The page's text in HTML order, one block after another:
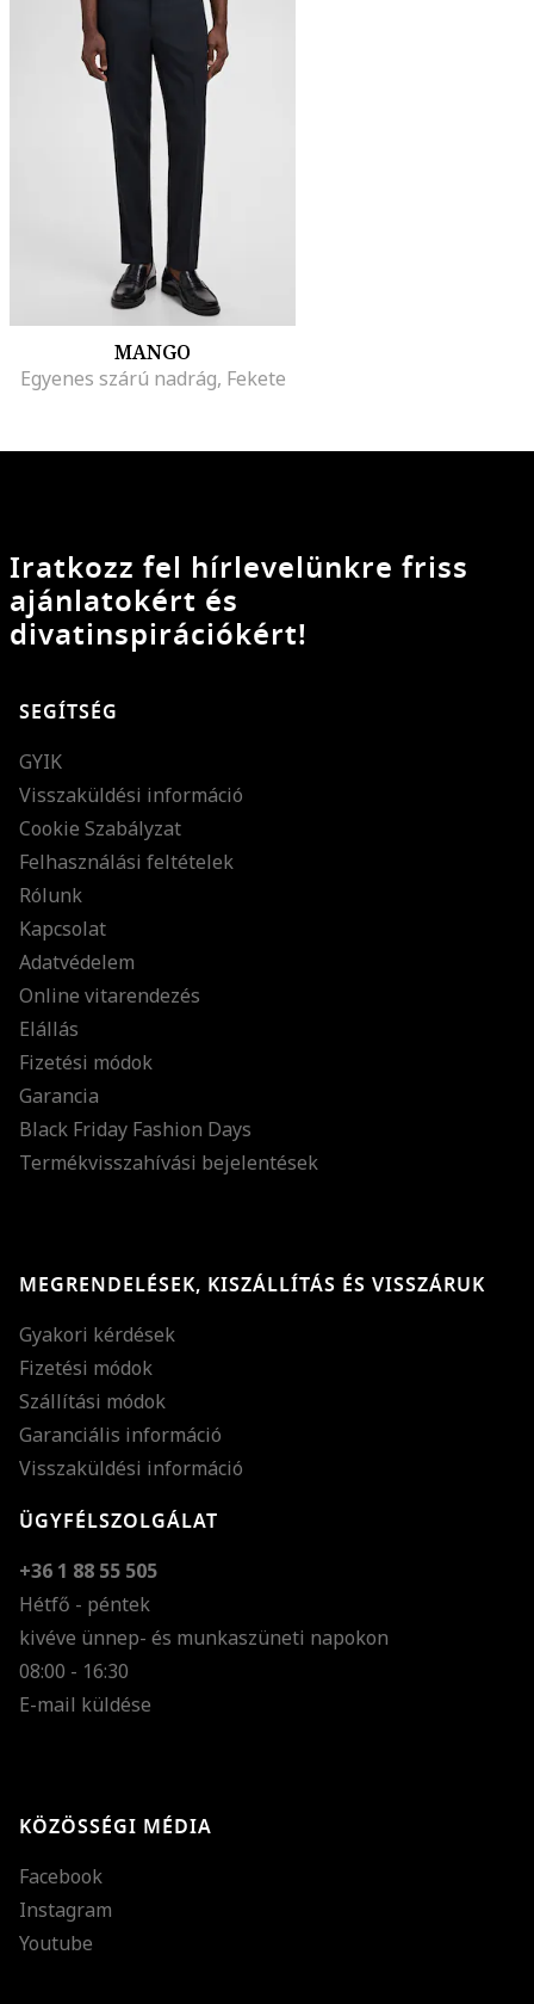
MANGO
Egyenes szárú nadrág, Fekete
Iratkozz fel hírlevelünkre friss
ajánlatokért és
divatinspirációkért!
SEGÍTSÉG
GYIK
Visszaküldési információ
Cookie Szabályzat
Felhasználási feltételek
Rólunk
Kapcsolat
Adatvédelem
Online vitarendezés
Elállás
Fizetési módok
Garancia
Black Friday Fashion Days
Termékvisszahívási bejelentések
MEGRENDELÉSEK, KISZÁLLÍTÁS ÉS VISSZÁRUK
Gyakori kérdések
Fizetési módok
Szállítási módok
Garanciális információ
Visszaküldési információ
ÜGYFÉLSZOLGÁLAT
+36 1 88 55 505
Hétfő - péntek
kivéve ünnep- és munkaszüneti napokon
08:00 - 16:30
E-mail küldése
KÖZÖSSÉGI MÉDIA
Facebook
Instagram
Youtube